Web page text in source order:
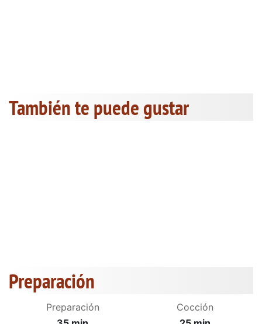
También te puede gustar
Preparación
Preparación
Cocción